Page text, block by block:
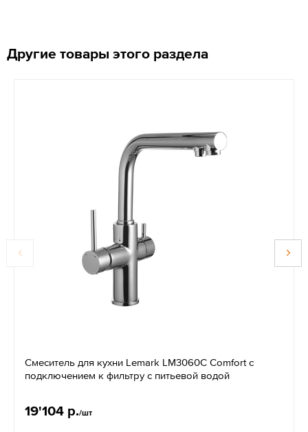
Другие товары этого раздела
Смеситель для кухни Lemark LM3060C Comfort с
подключением к фильтру с питьевой водой
19'104 р./шт